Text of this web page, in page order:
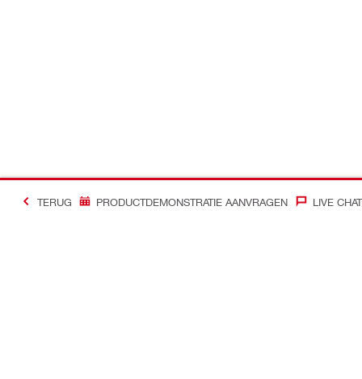
TERUG PRODUCTDEMONSTRATIE AANVRAGEN LIVE CHAT